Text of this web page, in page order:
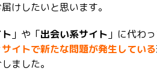
けしたいと思います。
」や「出会い系サイト 」に代わっ
イトで新たな問題が発生している
ました。